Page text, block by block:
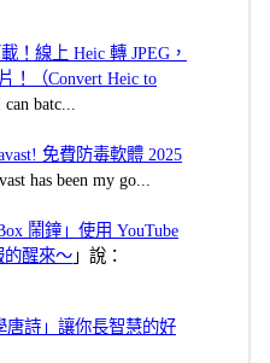
！線上 Heic 轉 JPEG，
！（Convert Heic to
batc...
免費防毒軟體 2025
has been my go...
鬧鐘」使用 YouTube
的醒來～ 」說：
唐詩」讓你長智慧的好